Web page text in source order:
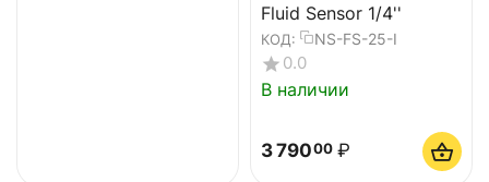
Fluid Sensor 1/4''
КОД: NS-FS-25-I
0.0
В наличии
3 79000 ₽